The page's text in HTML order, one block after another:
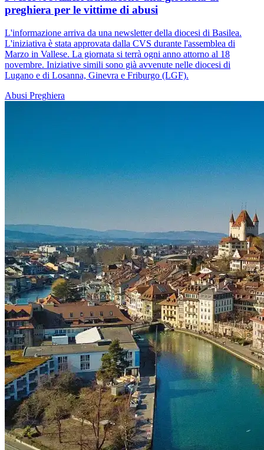
preghiera per le vittime di abusi
L'informazione arriva da una newsletter della diocesi di Basilea.
L'iniziativa è stata approvata dalla CVS durante l'assemblea di
Marzo in Vallese. La giornata si terrà ogni anno attorno al 18
novembre. Iniziative simili sono già avvenute nelle diocesi di
Lugano e di Losanna, Ginevra e Friburgo (LGF).
Abusi Preghiera